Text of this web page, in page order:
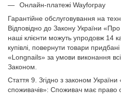
Онлайн-платежі Wayforpay
Гарантійне обслуговування на
Відповідно до Закону України
наші клієнти можуть упродовж 14
купівлі, повернути товари
«Longnails» за умови виконання
Законом.
Стаття 9. Згідно з законом
споживачів»: Споживач має право